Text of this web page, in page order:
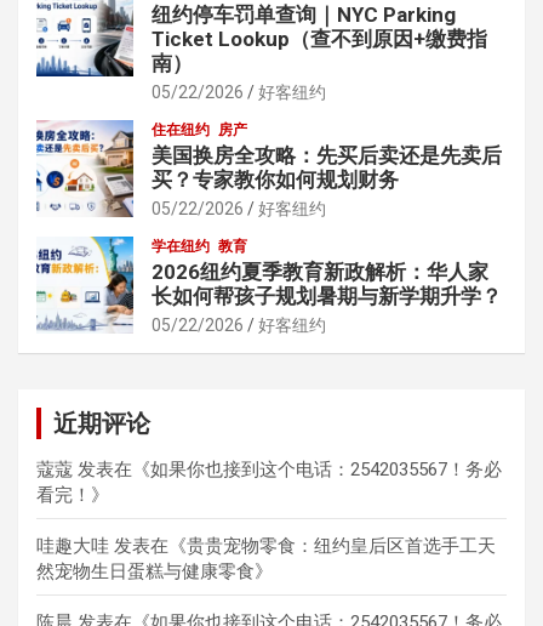
纽约停车罚单查询｜NYC Parking
Ticket Lookup（查不到原因+缴费指
南）
05/22/2026 好客纽约
住在纽约 房产
美国换房全攻略：先买后卖还是先卖后
买？专家教你如何规划财务
05/22/2026 好客纽约
学在纽约 教育
2026纽约夏季教育新政解析：华人家
长如何帮孩子规划暑期与新学期升学？
05/22/2026 好客纽约
近期评论
蔻蔻 发表在《如果你也接到这个电话：2542035567！务必
看完！ 》
哇趣大哇 发表在《贵贵宠物零食：纽约皇后区首选手工天
然宠物生日蛋糕与健康零食》